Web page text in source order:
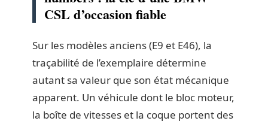
CSL d’occasion fiable
Sur les modèles anciens (E9 et E46), la
traçabilité de l’exemplaire détermine
autant sa valeur que son état mécanique
apparent. Un véhicule dont le bloc moteur,
la boîte de vitesses et la coque portent des